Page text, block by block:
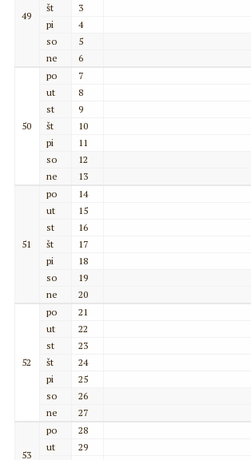
49
št
3
pi
4
so
5
ne
6
50
po
7
ut
8
st
9
št
10
pi
11
so
12
ne
13
51
po
14
ut
15
st
16
št
17
pi
18
so
19
ne
20
52
po
21
ut
22
st
23
št
24
pi
25
so
26
ne
27
53
po
28
ut
29